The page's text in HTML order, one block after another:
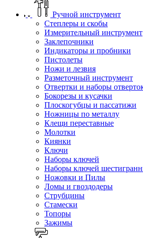
Ручной инструмент
Степлеры и скобы
Измерительный инструмент
Заклепочники
Индикаторы и пробники
Пистолеты
Ножи и лезвия
Разметочный инструмент
Отвертки и наборы
Бокорезы и кусачки
Плоскогубцы и пассатижи
Ножницы по металлу
Клещи переставные
Молотки
Киянки
Ключи
Наборы ключей
Наборы ключей
Ножовки и Пилы
Ломы и гвоздодеры
Струбцины
Стамески
Топоры
Зажимы